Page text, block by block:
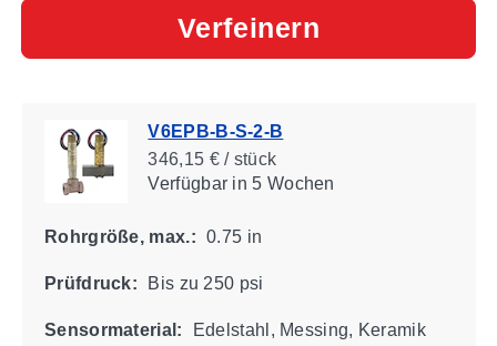
Verfeinern
V6EPB-B-S-2-B
346,15 € / stück
Verfügbarin 5 Wochen
Rohrgröße, max.: 0.75 in
Prüfdruck: Bis zu 250 psi
Sensormaterial: Edelstahl, Messing, Keramik